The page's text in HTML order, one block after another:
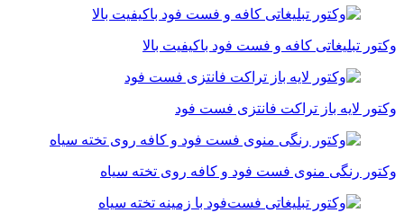
وکتور تبلیغاتی کافه و فست فود باکیفیت بالا
وکتور لایه باز تراکت فانتزی فست فود
وکتور رنگی منوی فست فود و کافه روی تخته سیاه